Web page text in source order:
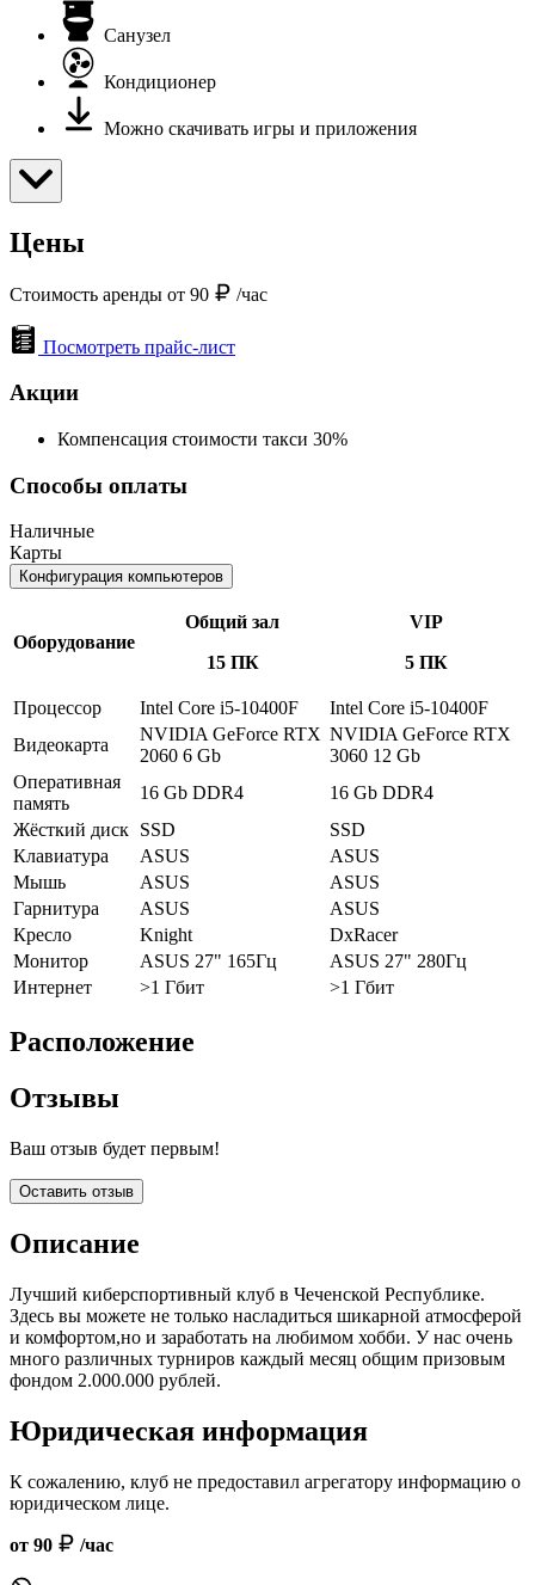
Санузел
Кондиционер
Можно скачивать игры и приложения
Цены
Стоимость аренды от 90 /час
Посмотреть прайс-лист
Акции
Компенсация стоимости такси 30%
Способы оплаты
Наличные
Карты
Конфигурация компьютеров
Оборудование
Общий зал
15 ПК
VIP
5 ПК
Процессор Intel Core i5-10400F
Intel Core i5-10400F
Видеокарта
NVIDIA GeForce RTX
2060 6 Gb
NVIDIA GeForce RTX
3060 12 Gb
Оперативная
память
16 Gb DDR4
16 Gb DDR4
Жёсткий диск SSD
SSD
Клавиатура
ASUS
ASUS
Мышь
ASUS
ASUS
Гарнитура
ASUS
ASUS
Кресло
Knight
DxRacer
Монитор
ASUS 27" 165Гц
ASUS 27" 280Гц
Интернет
>1 Гбит >1 Гбит
Расположение
Отзывы
Ваш отзыв будет первым!
Оставить отзыв
Описание
Лучший киберспортивный клуб в Чеченской Республике.
Здесь вы можете не только насладиться шикарной атмосферой
и комфортом,но и заработать на любимом хобби. У нас очень
много различных турниров каждый месяц общим призовым
фондом 2.000.000 рублей.
Юридическая информация
К сожалению, клуб не предоставил агрегатору информацию о
юридическом лице.
от 90 /час